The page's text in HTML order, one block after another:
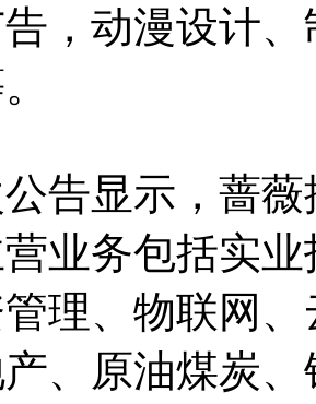
，动漫设计
显示，蔷薇
业务包括实
理、物联网
、原油煤炭